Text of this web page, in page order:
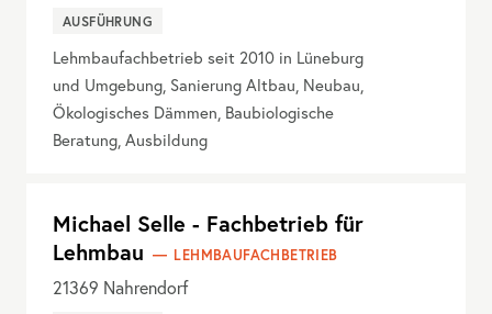
AUSFÜHRUNG
Lehmbaufachbetrieb seit 2010 in Lüneburg
und Umgebung, Sanierung Altbau, Neubau,
Ökologisches Dämmen, Baubiologische
Beratung, Ausbildung
Michael Selle - Fachbetrieb für
Lehmbau
LEHMBAUFACHBETRIEB
21369 Nahrendorf